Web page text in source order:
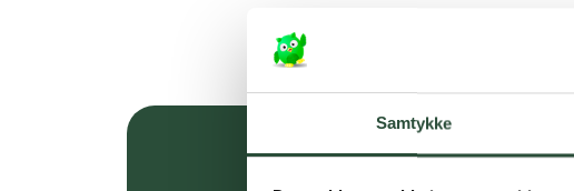
Samtykke